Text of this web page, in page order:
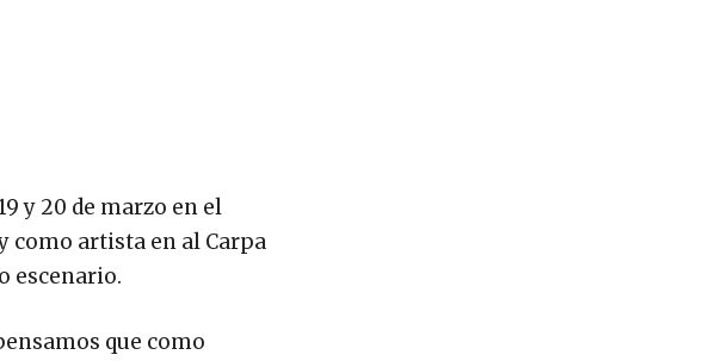
y 20 de marzo en el
como artista en al Carpa
escenario.
que como